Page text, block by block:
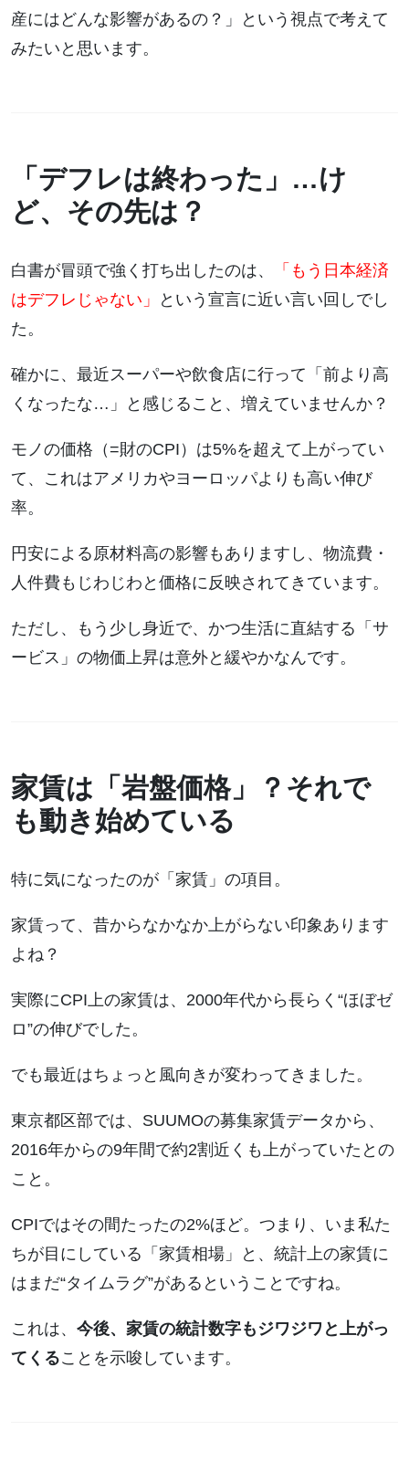
産にはどんな影響があるの？」という視点で考えて
みたいと思います。
「デフレは終わった」…け
ど、その先は？
白書が冒頭で強く打ち出したのは、
「もう日本経済
はデフレじゃない」
という宣言に近い言い回しでし
た。
確かに、最近スーパーや飲食店に行って「前より高
くなったな…」と感じること、増えていませんか？
モノの価格（=財のCPI）は5%を超えて上がってい
て、これはアメリカやヨーロッパよりも高い伸び
率。
円安による原材料高の影響もありますし、物流費・
人件費もじわじわと価格に反映されてきています。
ただし、もう少し身近で、かつ生活に直結する「サ
ービス」の物価上昇は意外と緩やかなんです。
家賃は「岩盤価格」？それで
も動き始めている
特に気になったのが「家賃」の項目。
家賃って、昔からなかなか上がらない印象あります
よね？
実際にCPI上の家賃は、2000年代から長らく“ほぼゼ
ロ”の伸びでした。
でも最近はちょっと風向きが変わってきました。
東京都区部では、SUUMOの募集家賃データから、
2016年からの9年間で約2割近くも上がっていたとの
こと。
CPIではその間たったの2%ほど。つまり、いま私た
ちが目にしている「家賃相場」と、統計上の家賃に
はまだ“タイムラグ”があるということですね。
これは、 今後、家賃の統計数字もジワジワと上がっ
てくることを示唆しています。